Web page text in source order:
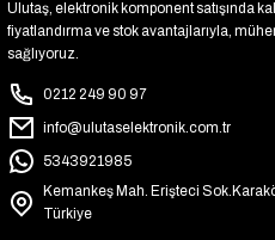
Ulutaş, elektronik komponent satışında
fiyatlandırma ve stok avantajlarıyla,
sağlıyoruz.
0212 249 90 97
info@ulutaselektronik.com.tr
5343921985
Kemankeş Mah. Erişteci
Türkiye